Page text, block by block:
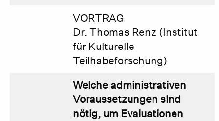
VORTRAG
Dr. Thomas Renz (Institut
für Kulturelle
Teilhabeforschung)
Welche administrativen
Voraussetzungen sind
nötig, um Evaluationen